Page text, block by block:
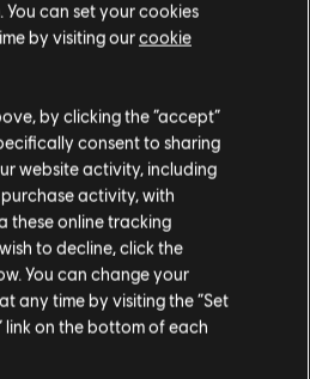
. You can set your cookies
by visiting ourcookie
by clicking the “accept”
consent to sharing
website activity, including
activity, with
these online tracking
to decline, click the
You can change your
any time by visiting the “Set
link on the bottom of each